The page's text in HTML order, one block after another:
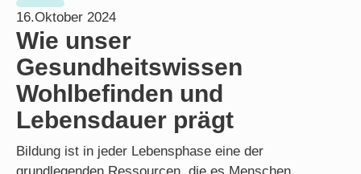
16.Oktober 2024
Wie unser
Gesundheitswissen
Wohlbefinden und
Lebensdauer prägt
Bildung ist in jeder Lebensphase eine der